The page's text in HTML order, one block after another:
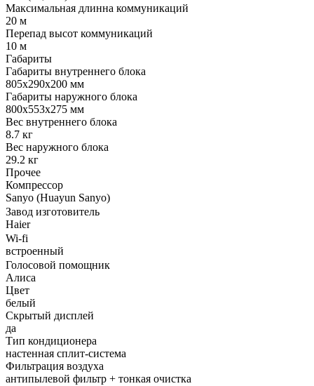
Максимальная длинна коммуникаций
20 м
Перепад высот коммуникаций
10 м
Габариты
Габариты внутреннего блока
805x290x200 мм
Габариты наружного блока
800x553x275 мм
Вес внутреннего блока
8.7 кг
Вес наружного блока
29.2 кг
Прочее
Компрессор
Sanyo (Huayun Sanyo)
Завод изготовитель
Haier
Wi-fi
встроенный
Голосовой помощник
Алиса
Цвет
белый
Скрытый дисплей
да
Тип кондиционера
настенная сплит-система
Фильтрация воздуха
антипылевой фильтр + тонкая очистка